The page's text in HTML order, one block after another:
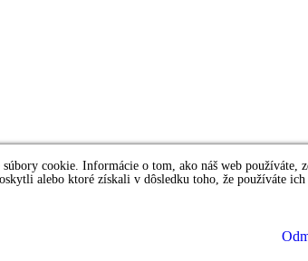
cookie. Informácie o tom, ako náš web používáte,
alebo ktoré získali v dôsledku toho, že používáte ich